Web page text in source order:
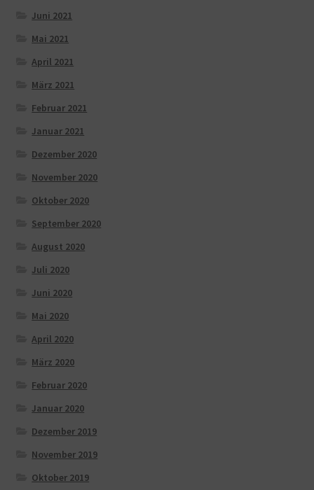
Juni 2021
Mai 2021
April 2021
März 2021
Februar 2021
Januar 2021
Dezember 2020
November 2020
Oktober 2020
September 2020
August 2020
Juli 2020
Juni 2020
Mai 2020
April 2020
März 2020
Februar 2020
Januar 2020
Dezember 2019
November 2019
Oktober 2019